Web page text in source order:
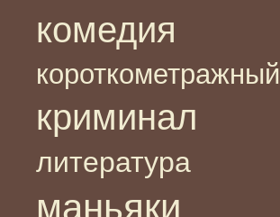
комедия
короткометражный
криминал
литература
маньяки